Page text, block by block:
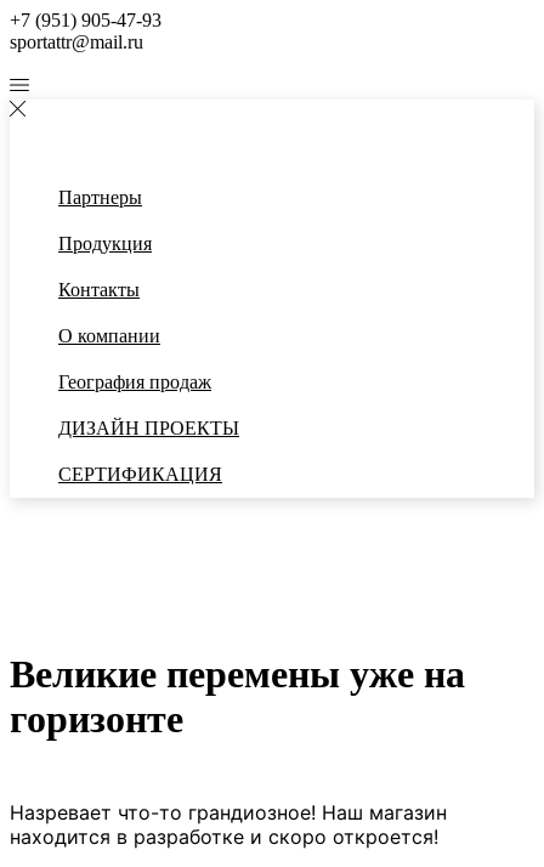
+7 (951) 905-47-93
sportattr@mail.ru
Партнеры
Продукция
Контакты
О компании
География продаж
ДИЗАЙН ПРОЕКТЫ
СЕРТИФИКАЦИЯ
Великие перемены уже на
горизонте
Назревает что-то грандиозное! Наш магазин
находится в разработке и скоро откроется!